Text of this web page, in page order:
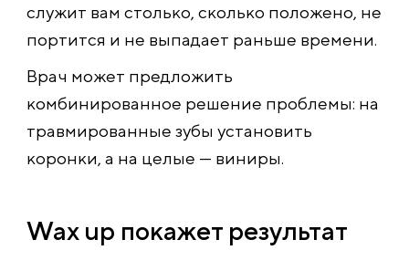
служит вам столько, сколько положено, не
портится и не выпадает раньше времени.
Врач может предложить
комбинированное решение проблемы: на
травмированные зубы установить
коронки, а на целые — виниры.
Wax up покажет результат